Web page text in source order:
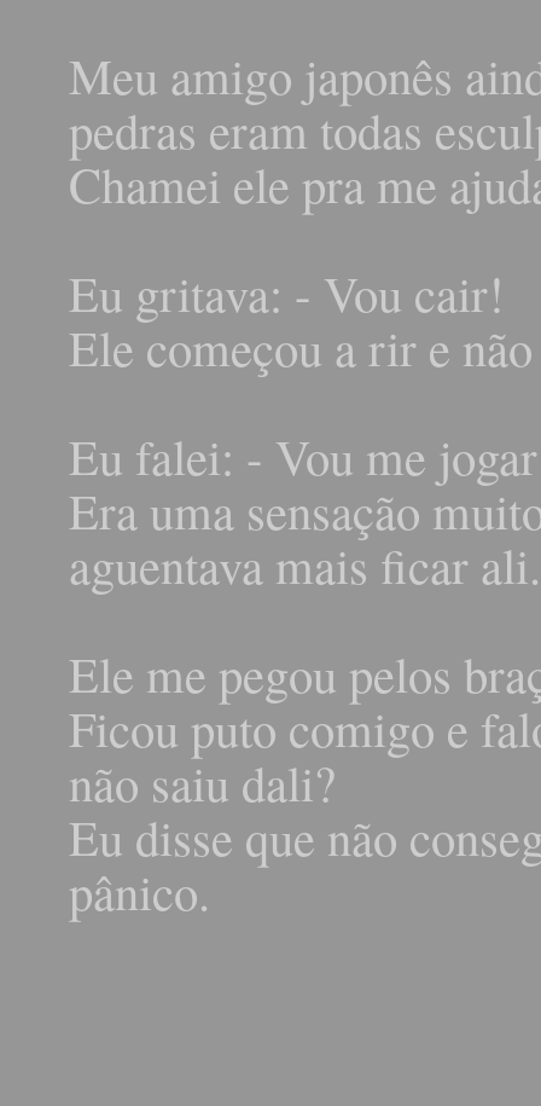
Meu amigo japonês
pedras eram todas
Chamei ele pra me
Eu gritava: - Vou cair!
Ele começou a rir e
Eu falei: - Vou me
Era uma sensação
aguentava mais ficar ali.
Ele me pegou pelos
Ficou puto comigo e
não saiu dali?
Eu disse que não
pânico.